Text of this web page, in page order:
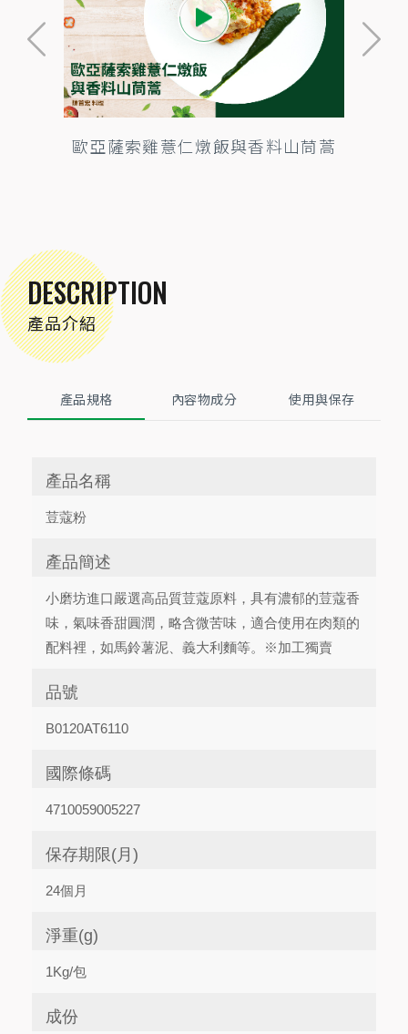
歐亞薩索雞薏仁燉飯與香料山茼蒿
DESCRIPTION
產品介紹
產品規格 內容物成分 使用與保存
產品名稱
荳蔻粉
產品簡述
小磨坊進口嚴選高品質荳蔻原料，具有濃郁的荳蔻香
味，氣味香甜圓潤，略含微苦味，適合使用在肉類的
配料裡，如馬鈴薯泥、義大利麵等。※加工獨賣
品號
B0120AT6110
國際條碼
4710059005227
保存期限(月)
24個月
淨重(g)
1Kg/包
成份